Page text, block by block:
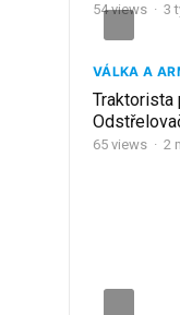
54views · 3
VÁLKA A
Traktorista
legendou
65 views · 2